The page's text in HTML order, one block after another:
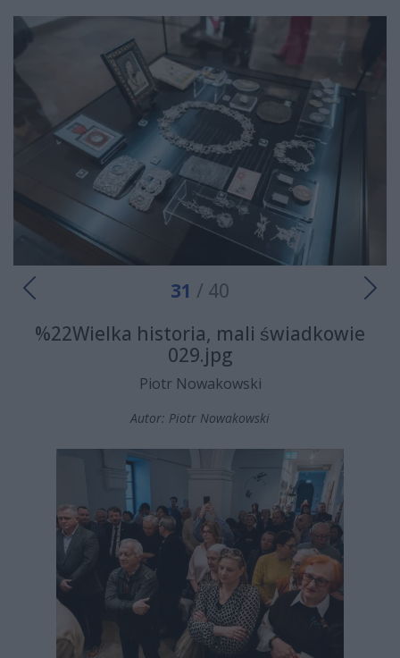
31 / 40
%22Wielka historia, mali świadkowie
029.jpg
Piotr Nowakowski
Autor: Piotr Nowakowski